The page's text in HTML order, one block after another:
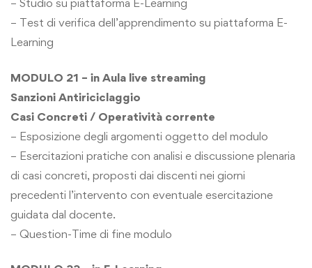
– Studio su piattaforma E-Learning
– Test di verifica dell’apprendimento su piattaforma E-
Learning
MODULO 21 – in Aula live streaming
Sanzioni Antiriciclaggio
Casi Concreti / Operatività corrente
– Esposizione degli argomenti oggetto del modulo
– Esercitazioni pratiche con analisi e discussione plenaria
di casi concreti, proposti dai discenti nei giorni
precedenti l’intervento con eventuale esercitazione
guidata dal docente.
– Question-Time di fine modulo